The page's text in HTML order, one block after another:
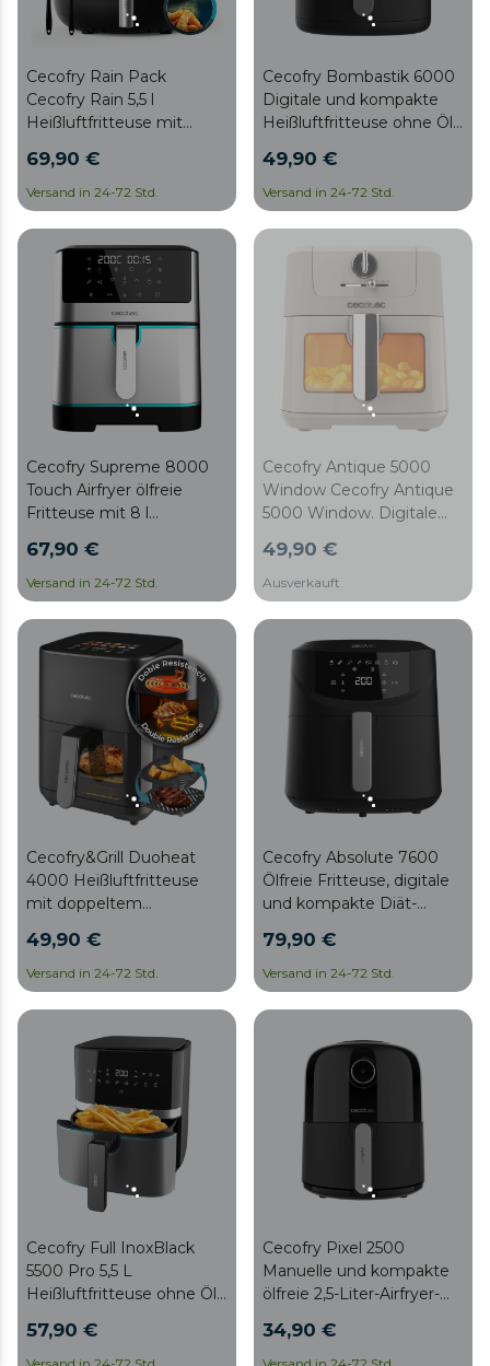
Cecofry Rain Pack
Cecofry Rain 5,5 l
Heißluftfritteuse mit
automatische und
manuelle Brause mit 7
Stufen. Inklusive Zubehör,
1550 W, Multifunktions-
Touch-Bedienfeld,
einstellbarem Thermostat,
Selbstreinigungsfunktion,
8 voreingestellten Menüs
und Sicherheitsgrill.
69,90 €
Versand in 24-72 Std.
Cecofry Bombastik 6000
Digitale und kompakte
Heißluftfritteuse ohne Öl
Fassungsvermögen, mit
PerfectCook-Technologie.
49,90 €
Versand in 24-72 Std.
Cecofry Supreme 8000
Touch Airfryer ölfreie
Fritteuse mit 8 l
PerfectCook-Technologie.
67,90 €
Versand in 24-72 Std.
Cecofry Antique 5000
Window Cecofry Antique
5000 Window. Digitale
Design mit Sichtfenster,
5L Garraum und
PerfectCook-Technologie.
49,90 €
Ausverkauft
Cecofry&Grill Duoheat
4000 Heißluftfritteuse
mit doppeltem
Bräunung und
Grillfleischgeschmack, 4
Liter Fassungsvermögen
und 1900 W Leistung für
gesunde Gerichte.
49,90 €
Versand in 24-72 Std.
Cecofry Absolute 7600
Ölfreie Fritteuse, digitale
und kompakte Diät-
Fassungsvermögen, mit
PerfectCook-Technologie.
79,90 €
Versand in 24-72 Std.
Cecofry Full InoxBlack
5500 Pro 5,5 L
Heißluftfritteuse ohne Öl.
Touch-Panel, Edelstahl-
57,90 €
Cecofry Pixel 2500
Manuelle und kompakte
ölfreie 2,5-Liter-Airfryer-
PerfectCook-Technologie.
34,90 €